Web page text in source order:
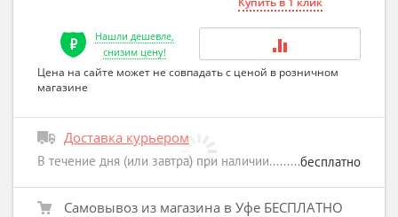
Нашли дешевле,
снизим цену!
Цена на сайте может не совпадать с ценой в розничном
магазине
Доставка курьером
В течение дня (или завтра) при наличии бесплатно
Самовывоз из магазина в Уфе БЕСПЛАТНО